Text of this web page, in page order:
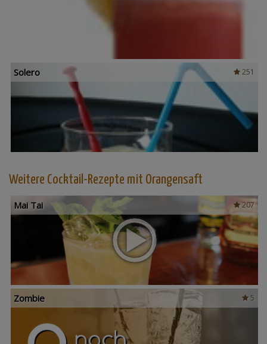
251
Solero
Weitere Cocktail-Rezepte mit Orangensaft
207
Mai Tai
5
Zombie